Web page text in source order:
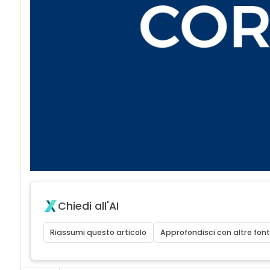
Chiedi all'AI
Riassumi questo articolo Approfondisci con altre